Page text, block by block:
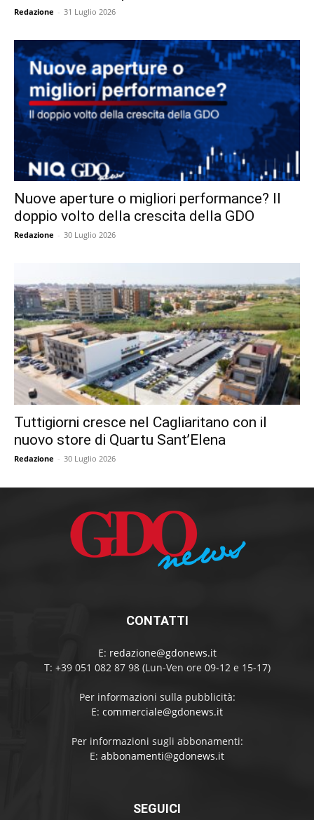
Redazione - 31 Luglio 2026
Nuove aperture o migliori performance? Il
doppio volto della crescita della GDO
Redazione - 30 Luglio 2026
Tuttigiorni cresce nel Cagliaritano con il
nuovo store di Quartu Sant’Elena
Redazione - 30 Luglio 2026
CONTATTI
E: redazione@gdonews.it
T: +39 051 082 87 98 (Lun-Ven ore 09-12 e 15-17)
Per informazioni sulla pubblicità:
E: commerciale@gdonews.it
Per informazioni sugli abbonamenti:
E: abbonamenti@gdonews.it
SEGUICI